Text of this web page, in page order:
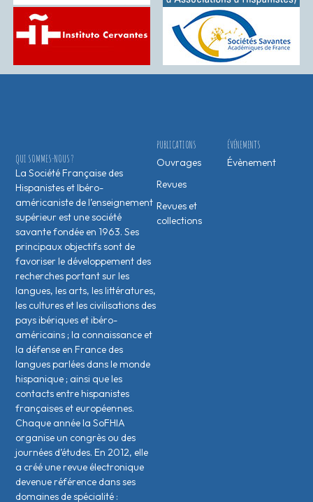
ÉVÉNEMENTS
Évènement
PUBLICATIONS
Ouvrages
Revues
Revues et
collections
QUI SOMMES-NOUS ?
La Société Française des
Hispanistes et Ibéro-
américaniste de l’enseignement
supérieur est une société
savante fondée en 1963. Ses
principaux objectifs sont de
favoriser le développement des
recherches portant sur les
langues, les arts, les littératures,
les cultures et les civilisations des
pays ibériques et ibéro-
américains ; la connaissance et
la défense en France des
langues parlées dans le monde
hispanique ; ainsi que les
contacts entre hispanistes
français·es et européen·nes.
Chaque année la SoFHIA
organise un congrès ou des
journées d’études. En 2012, elle
a créé une revue électronique
devenue référence dans ses
domaines de spécialité :